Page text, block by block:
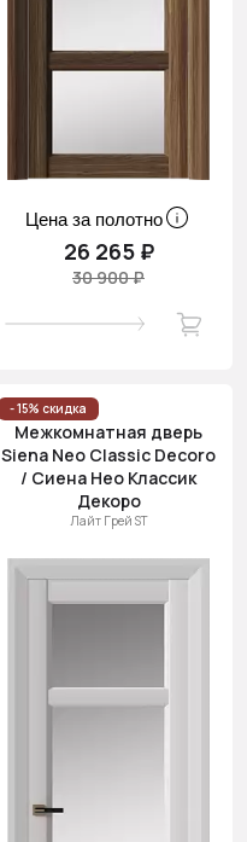
Цена за полотно
26 265 ₽
30 900 ₽
- 15% скидка
Межкомнатная дверь
Siena Neo Classic Decoro
/ Сиена Нео Классик
Декоро
Лайт Грей ST